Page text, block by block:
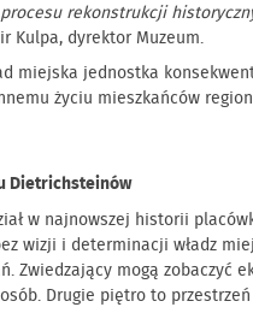
rekonstrukcji
Kulpa, dyrektor Muzeum.
miejska jednostka
życiu mieszkańców
Dietrichsteinów
w najnowszej historii
wizji i determinacji władz
Zwiedzający mogą zobaczyć
Drugie piętro to